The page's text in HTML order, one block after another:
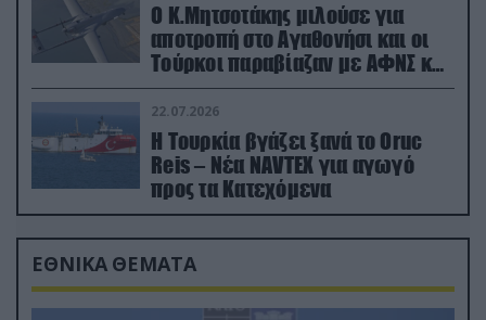
Ο Κ.Μητσοτάκης μιλούσε για
αποτροπή στο Αγαθονήσι και οι
Τούρκοι παραβίαζαν με ΑΦΝΣ και
drone
22.07.2026
Η Τουρκία βγάζει ξανά το Oruc
Reis – Νέα NAVTEX για αγωγό
προς τα Κατεχόμενα
ΕΘΝΙΚΑ ΘΕΜΑΤΑ